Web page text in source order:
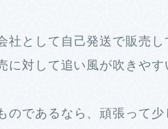
社として自己発送で販売
に対して追い風が吹きやす
のであるなら、頑張って